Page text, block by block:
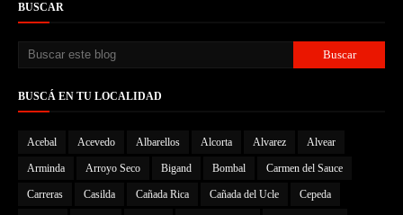
BUSCAR
BUSCÁ EN TU LOCALIDAD
Acebal Acevedo Albarellos Alcorta Alvarez Alvear
Arminda Arroyo Seco Bigand Bombal Carmen del Sauce
Carreras Casilda Cañada Rica Cañada del Ucle Cepeda